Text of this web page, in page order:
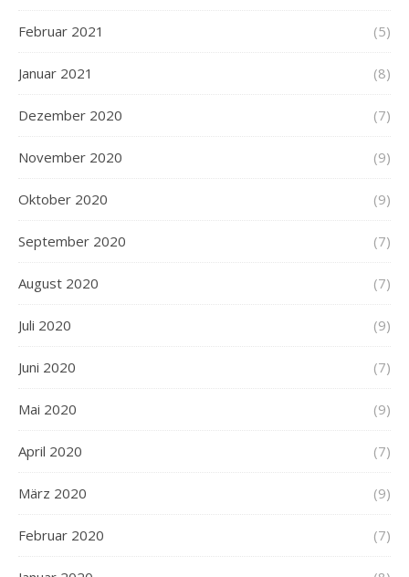
Februar 2021 (5)
Januar 2021 (8)
Dezember 2020 (7)
November 2020 (9)
Oktober 2020 (9)
September 2020 (7)
August 2020 (7)
Juli 2020 (9)
Juni 2020 (7)
Mai 2020 (9)
April 2020 (7)
März 2020 (9)
Februar 2020 (7)